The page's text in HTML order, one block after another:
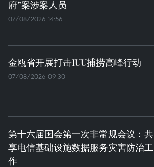
府”案涉案人员
07/08/2026 14:56
金瓯省开展打击IUU捕捞高峰行动
07/08/2026 09:30
第十六届国会第一次非常规会议：共
享电信基础设施数据服务灾害防治工
作